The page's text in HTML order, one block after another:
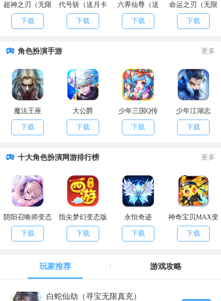
超神之刃（无限
爆真充）
下载
代号斩（送月卡
送8000）
下载
六界仙尊（送
2021充值）
下载
命运之刃（无限
送充值）
下载
角色扮演手游 更多
魔法王座
下载
大公爵
下载
少年三国Q传
下载
少年江湖志
下载
十大角色扮演网游排行榜 更多
阴阳召唤师变态
版
下载
指尖梦幻变态版
下载
永恒奇迹
下载
神奇宝贝MAX变
态版
下载
玩家推荐 游戏攻略
白蛇仙劫（寻宝无限真充）